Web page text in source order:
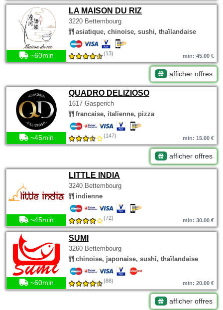
LA MAISON DU RIZ
3220 Bettembourg
asiatique, chinoise, sushi, thaïlandaise
~60min (13) min: 45.00 €
afficher offres
QUADRO DELIZIOSO
1617 Gasperich
francaise, italienne, pizza
~45min (147) min: 15.00 €
afficher offres
LITTLE INDIA
3240 Bettembourg
indienne
~45min (72) min: 30.00 €
SUMI
3260 Bettembourg
chinoise, japonaise, sushi, thaïlandaise
~60min (88) min: 20.00 €
afficher offres